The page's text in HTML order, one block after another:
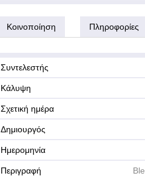
Κοινοποίηση Πληροφορίες
Συντελεστής
Κάλυψη
Σχετική ημέρα
Δημιουργός
Ημερομηνία
Περιγραφή